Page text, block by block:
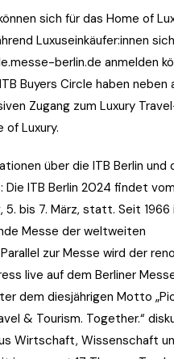
sich für das Home of
Luxuseinkäufer:innen
berlin.de anmelden
Buyers Circle haben neben
Zugang zum Luxury
of Luxury.
über die ITB Berlin und
Die ITB Berlin 2024 findet
5. bis 7. März, statt. Seit 1966
Messe der weltweiten
zur Messe wird der
live auf dem Berliner
dem diesjährigen Motto
& Tourism. Together.“
Wirtschaft, Wissenschaft